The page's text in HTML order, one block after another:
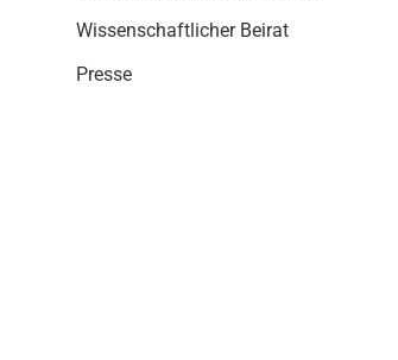
Wissenschaftlicher Beirat
Presse